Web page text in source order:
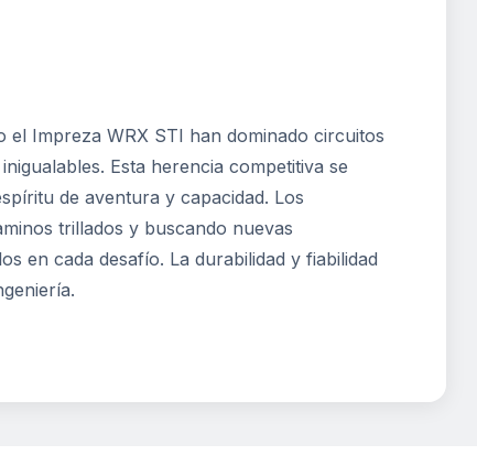
Impreza WRX STI han dominado circuitos
Esta herencia competitiva se
de aventura y capacidad. Los
trillados y buscando nuevas
en cada desafío. La durabilidad y fiabilidad